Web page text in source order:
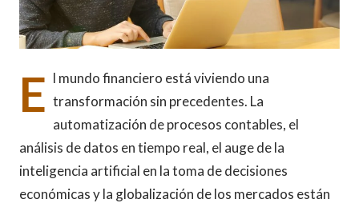
E l mundo financiero está viviendo una
transformación sin precedentes. La
automatización de procesos contables, el
análisis de datos en tiempo real, el auge de la
inteligencia artificial en la toma de decisiones
económicas y la globalización de los mercados están